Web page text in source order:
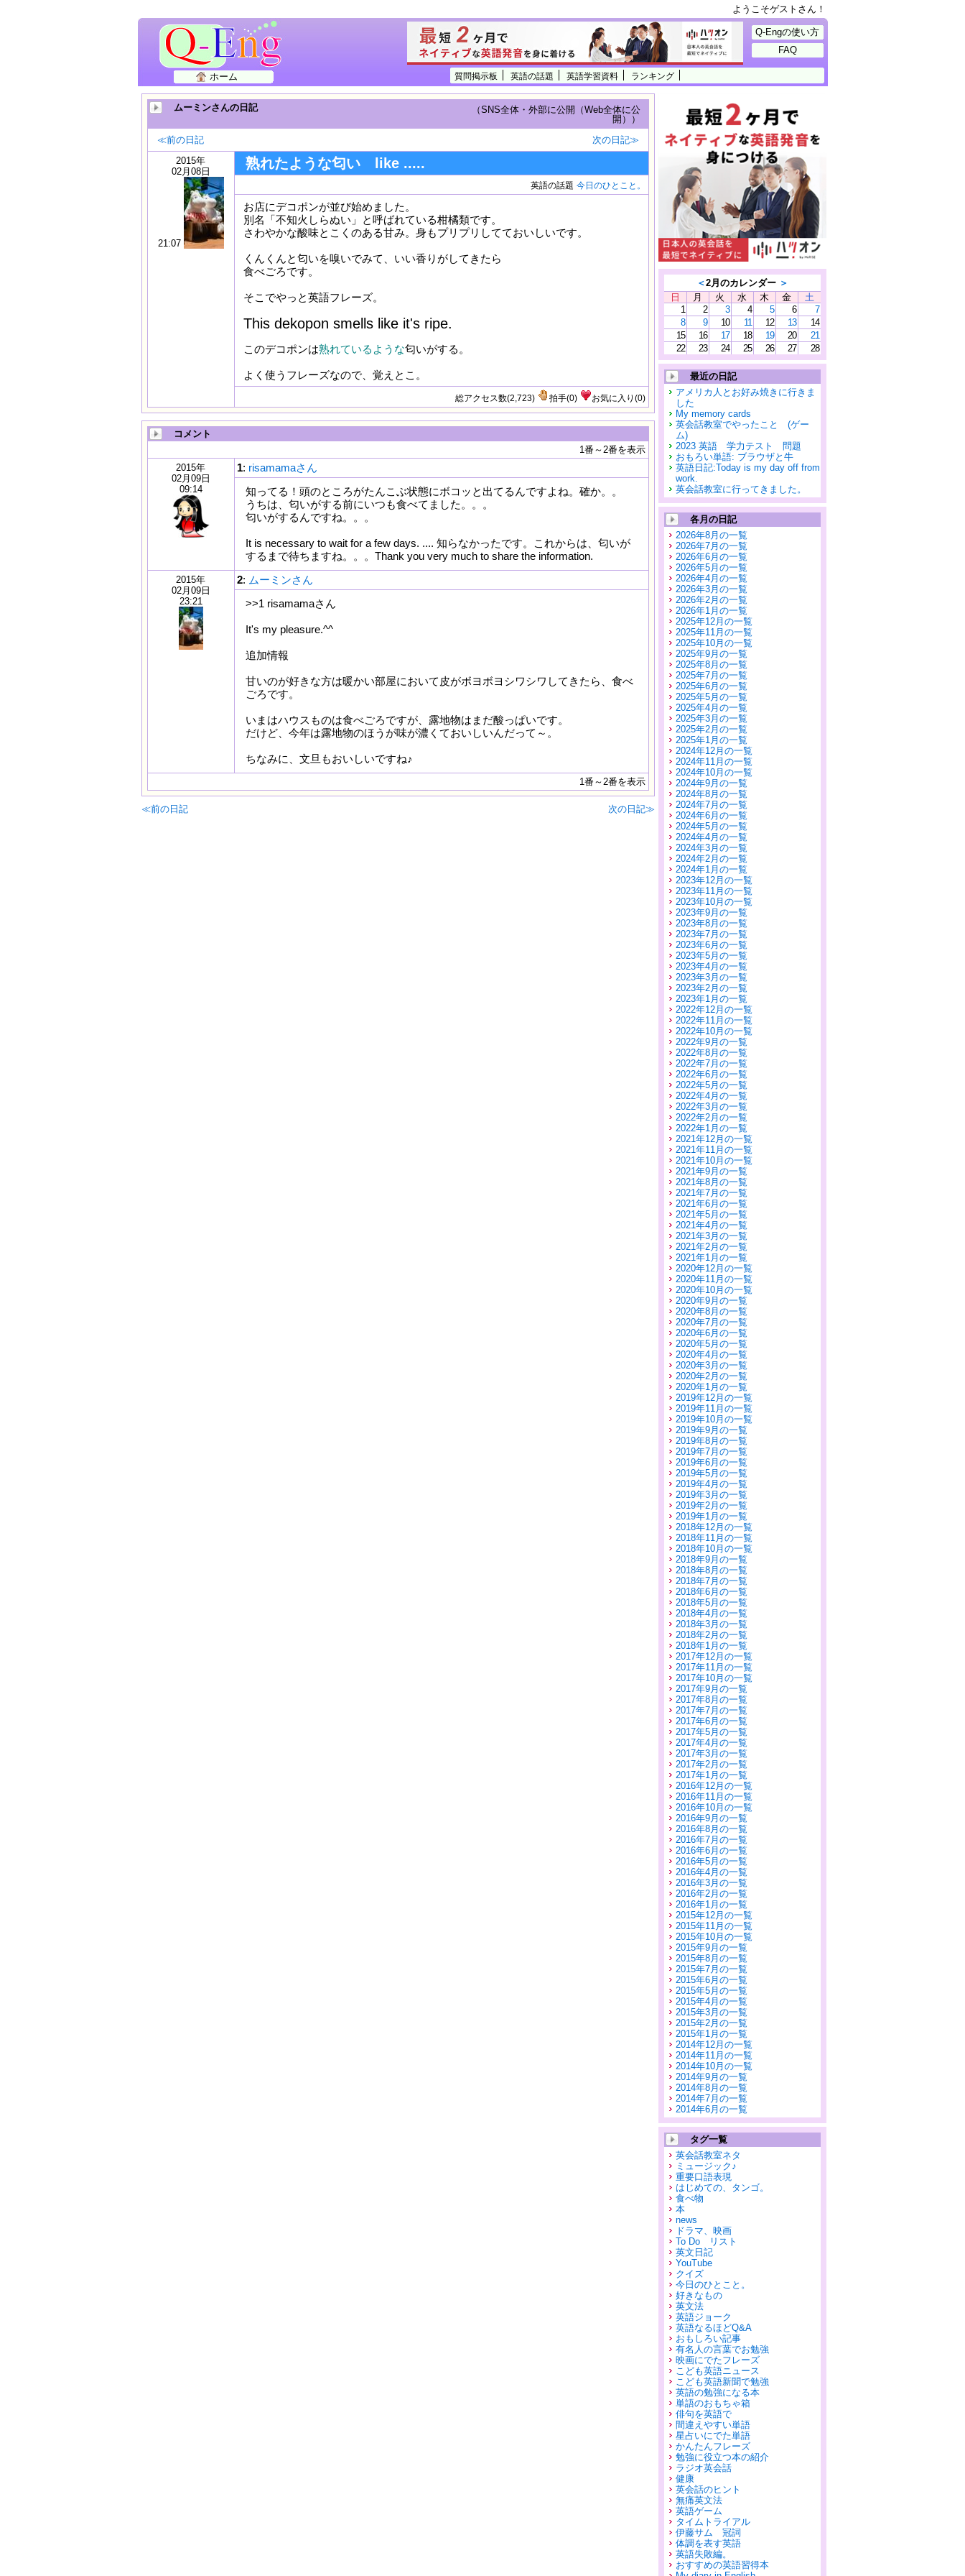
ようこそゲストさん！
質問掲示板 英語の話題 英語学習資料 ランキング
ホーム
Q-Engの使い方
FAQ
ムーミンさんの日記
（SNS全体・外部に公開（Web全体に公
開））
≪前の日記
次の日記≫
2015年
02月08日
21:07
熟れたような匂い like .....
英語の話題 今日のひとこと。
お店にデコポンが並び始めました。
別名「不知火しらぬい」と呼ばれている柑橘類です。
さわやかな酸味とこくのある甘み。身もプリプリしてておいしいです。
くんくんと匂いを嗅いでみて、いい香りがしてきたら
食べごろです。
そこでやっと英語フレーズ。
This dekopon smells like it's ripe.
このデコポンは熟れているような匂いがする。
よく使うフレーズなので、覚えとこ。
総アクセス数(2,723) 拍手(0) お気に入り (0)
コメント
1番～2番を表示
2015年
02月09日
09:14
1: risamamaさん
知ってる！頭のところがたんこぶ状態にボコッと出てるんですよね。確か。。
うちは、匂いがする前にいつも食べてました。。。
匂いがするんですね。。。
It is necessary to wait for a few days. .... 知らなかったです。これからは、匂いが
するまで待ちますね。。。Thank you very much to share the information.
2015年
02月09日
23:21
2: ムーミンさん
>>1 risamamaさん
It's my pleasure.^^
追加情報
甘いのが好きな方は暖かい部屋において皮がボヨボヨシワシワしてきたら、食べ
ごろです。
いまはハウスものは食べごろですが、露地物はまだ酸っぱいです。
だけど、今年は露地物のほうが味が濃くておいしいんだって～。
ちなみに、文旦もおいしいですね♪
1番～2番を表示
≪前の日記 次の日記≫
＜2月のカレンダー ＞
日
月 火 水 木 金
土
1
2 3 4 5 6
7
8
9 10 11 12 13
14
15
16 17 18 19 20
21
22
23 24 25 26 27 28
最近の日記
アメリカ人とお好み焼きに行きま
した
My memory cards
英会話教室でやったこと (ゲー
ム)
2023 英語 学力テスト 問題
おもろい単語: ブラウザと牛
英語日記:Today is my day off from
work.
英会話教室に行ってきました。
各月の日記
2026年8月の一覧
2026年7月の一覧
2026年6月の一覧
2026年5月の一覧
2026年4月の一覧
2026年3月の一覧
2026年2月の一覧
2026年1月の一覧
2025年12月の一覧
2025年11月の一覧
2025年10月の一覧
2025年9月の一覧
2025年8月の一覧
2025年7月の一覧
2025年6月の一覧
2025年5月の一覧
2025年4月の一覧
2025年3月の一覧
2025年2月の一覧
2025年1月の一覧
2024年12月の一覧
2024年11月の一覧
2024年10月の一覧
2024年9月の一覧
2024年8月の一覧
2024年7月の一覧
2024年6月の一覧
2024年5月の一覧
2024年4月の一覧
2024年3月の一覧
2024年2月の一覧
2024年1月の一覧
2023年12月の一覧
2023年11月の一覧
2023年10月の一覧
2023年9月の一覧
2023年8月の一覧
2023年7月の一覧
2023年6月の一覧
2023年5月の一覧
2023年4月の一覧
2023年3月の一覧
2023年2月の一覧
2023年1月の一覧
2022年12月の一覧
2022年11月の一覧
2022年10月の一覧
2022年9月の一覧
2022年8月の一覧
2022年7月の一覧
2022年6月の一覧
2022年5月の一覧
2022年4月の一覧
2022年3月の一覧
2022年2月の一覧
2022年1月の一覧
2021年12月の一覧
2021年11月の一覧
2021年10月の一覧
2021年9月の一覧
2021年8月の一覧
2021年7月の一覧
2021年6月の一覧
2021年5月の一覧
2021年4月の一覧
2021年3月の一覧
2021年2月の一覧
2021年1月の一覧
2020年12月の一覧
2020年11月の一覧
2020年10月の一覧
2020年9月の一覧
2020年8月の一覧
2020年7月の一覧
2020年6月の一覧
2020年5月の一覧
2020年4月の一覧
2020年3月の一覧
2020年2月の一覧
2020年1月の一覧
2019年12月の一覧
2019年11月の一覧
2019年10月の一覧
2019年9月の一覧
2019年8月の一覧
2019年7月の一覧
2019年6月の一覧
2019年5月の一覧
2019年4月の一覧
2019年3月の一覧
2019年2月の一覧
2019年1月の一覧
2018年12月の一覧
2018年11月の一覧
2018年10月の一覧
2018年9月の一覧
2018年8月の一覧
2018年7月の一覧
2018年6月の一覧
2018年5月の一覧
2018年4月の一覧
2018年3月の一覧
2018年2月の一覧
2018年1月の一覧
2017年12月の一覧
2017年11月の一覧
2017年10月の一覧
2017年9月の一覧
2017年8月の一覧
2017年7月の一覧
2017年6月の一覧
2017年5月の一覧
2017年4月の一覧
2017年3月の一覧
2017年2月の一覧
2017年1月の一覧
2016年12月の一覧
2016年11月の一覧
2016年10月の一覧
2016年9月の一覧
2016年8月の一覧
2016年7月の一覧
2016年6月の一覧
2016年5月の一覧
2016年4月の一覧
2016年3月の一覧
2016年2月の一覧
2016年1月の一覧
2015年12月の一覧
2015年11月の一覧
2015年10月の一覧
2015年9月の一覧
2015年8月の一覧
2015年7月の一覧
2015年6月の一覧
2015年5月の一覧
2015年4月の一覧
2015年3月の一覧
2015年2月の一覧
2015年1月の一覧
2014年12月の一覧
2014年11月の一覧
2014年10月の一覧
2014年9月の一覧
2014年8月の一覧
2014年7月の一覧
2014年6月の一覧
タグ一覧
英会話教室ネタ
ミュージック♪
重要口語表現
はじめての、タンゴ。
食べ物
本
news
ドラマ、映画
To Do リスト
英文日記
YouTube
クイズ
今日のひとこと。
好きなもの
英文法
英語ジョーク
英語なるほどQ&A
おもしろい記事
有名人の言葉でお勉強
映画にでたフレーズ
こども英語ニュース
こども英語新聞で勉強
英語の勉強になる本
単語のおもちゃ箱
俳句を英語で
間違えやすい単語
星占いにでた単語
かんたんフレーズ
勉強に役立つ本の紹介
ラジオ英会話
健康
英会話のヒント
無痛英文法
英語ゲーム
タイムトライアル
伊藤サム 冠詞
体調を表す英語
英語失敗編。
おすすめの英語習得本